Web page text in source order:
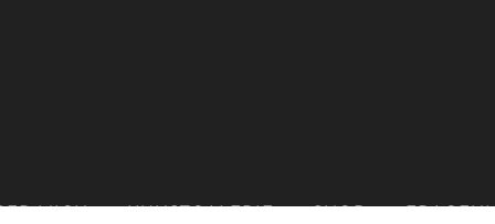
MICH KUNSTGALERIE SHOP